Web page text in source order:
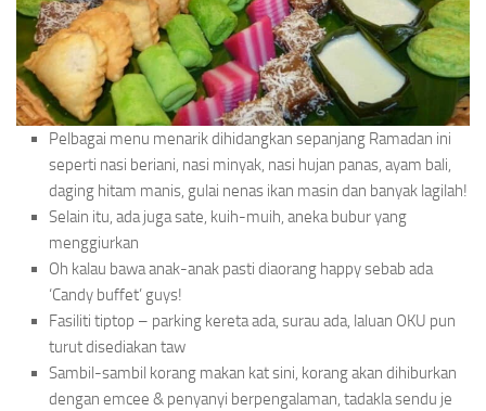
Pelbagai menu menarik dihidangkan sepanjang Ramadan ini
seperti nasi beriani, nasi minyak, nasi hujan panas, ayam bali,
daging hitam manis, gulai nenas ikan masin dan banyak lagilah!
Selain itu, ada juga sate, kuih-muih, aneka bubur yang
menggiurkan
Oh kalau bawa anak-anak pasti diaorang happy sebab ada
‘Candy buffet’ guys!
Fasiliti tiptop – parking kereta ada, surau ada, laluan OKU pun
turut disediakan taw
Sambil-sambil korang makan kat sini, korang akan dihiburkan
dengan emcee & penyanyi berpengalaman, tadakla sendu je